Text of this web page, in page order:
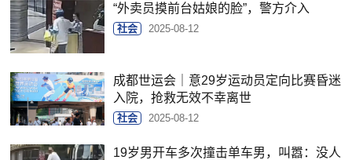
“外卖员摸前台姑娘的脸”，警方介入
社会 2025-08-12
成都世运会｜意29岁运动员定向比赛昏迷
入院，抢救无效不幸离世
社会 2025-08-12
19岁男开车多次撞击单车男，叫嚣：没人